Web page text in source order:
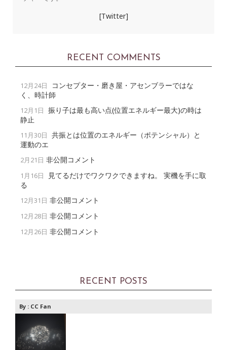
[Twitter]
RECENT COMMENTS
12月24日
コンセプター・磨き屋・アセンブラーではな
く、時計師
12月1日 振り子は最も高い点(位置エネルギー最大)の時は
静止
11月30日 共振とは位置のエネルギー（ポテンシャル）と
運動のエ
2月21日 非公開コメント
1月16日
見てるだけでワクワクできますね。 実機を手に取
る
12月31日 非公開コメント
12月28日 非公開コメント
12月26日 非公開コメント
RECENT POSTS
By : CC Fan